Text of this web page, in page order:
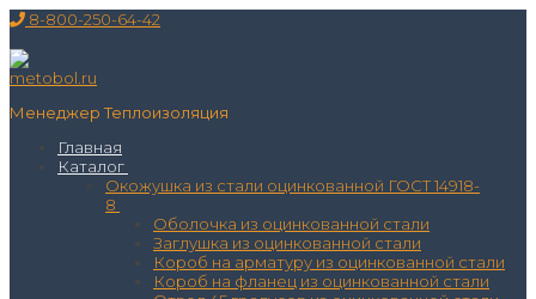
Перейти
содержимому
Меню
Закрыть
8-800-250-64-42
Менеджер Теплоизоляция
Главная
Каталог
Окожушка из стали оцинкованной ГОСТ 14918-
8
Оболочка из оцинкованной стали
Заглушка из оцинкованной стали
Короб на арматуру из оцинкованной стали
Короб на фланец из оцинкованной стали